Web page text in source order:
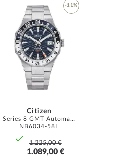
Citizen
Series 8 GMT Automatik 41mm 10ATM
NB6034-58L
1.225,00 €
1.089,00 €
-11%
WUNSCHLISTE